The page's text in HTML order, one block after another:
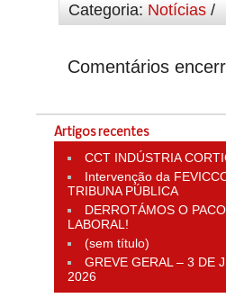
Categoria: Notícias /
Comentários
Artigos recentes
CCT INDÚSTRIA
Intervenção da
TRIBUNA PÚBLICA
DERROTÁMOS O
LABORAL!
(sem título)
GREVE GERAL – 3 DE
2026